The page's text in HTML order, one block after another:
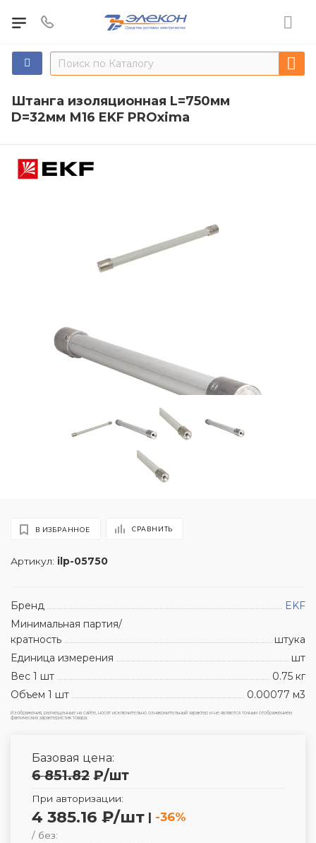
Штанга изоляционная L=750мм
D=32мм М16 EKF PROxima
Артикул: ilp-05750
В ИЗБРАННОЕ СРАВНИТЬ
Бренд
EKF
Минимальная партия/
кратность
штука
Единица измерения
шт
Вес 1 шт
0.75 кг
Объем 1 шт
0.00077 м3
Изображения, размещенные на сайте, носят исключительно ознакомительный характер и не являются точным отображением
фактических характеристик товара.
Базовая цена:
6 851.82 ₽/шт
При авторизации:
4 385.16 ₽/шт | -36%
/ без: